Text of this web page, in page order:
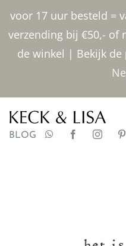
voor 17 uur besteld =
verzending bij €50,- of
de winkel | Bekijk
inhoud
BLOG